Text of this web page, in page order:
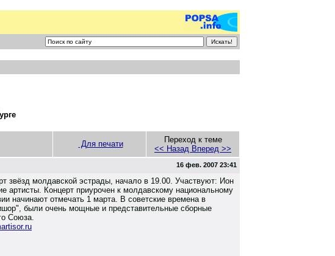
Для печати
Переход к теме
<< Назад Вперед >>
16 фев. 2007 23:41
звёзд молдавской эстрады, начало в 19.00. Участвуют: Ион
артисты. Концерт приурочен к молдавскому национальному
начинают отмечать 1 марта. В советские времена в
были очень мощные и представительные сборные
Союза.